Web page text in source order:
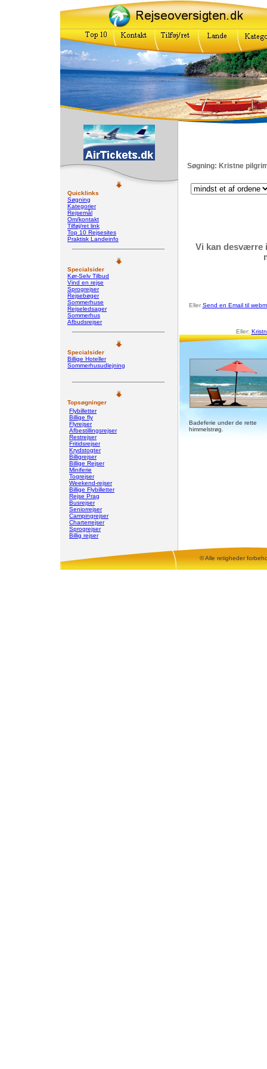
Quicklinks
Søgning
Kategorier
Rejsemål
Om/kontakt
Tilføj/ret link
Top 10 Rejsesites
Praktisk Landeinfo
Specialsider
Kør-Selv Tilbud
Vind en rejse
Sprogrejser
Rejsebøger
Sommerhuse
Rejseledsager
Sommerhus
Afbudsrejser
Specialsider
Billige Hoteller
Sommerhusudlejning
Topsøgninger
Flybilletter
Billige fly
Flyrejser
Afbestillingsrejser
Restrejser
Fritidsrejser
Krydstogter
Billigrejser
Billige Rejser
Miniferie
Togrejser
Weekend-rejser
Billige Flybilletter
Rejse Prag
Busrejser
Seniorrejser
Campingrejser
Charterrejser
Sprogrejser
Billig rejser
Søgning: Kristne
Vi kan desværre
Eller Send en Email til
Eller:
Badeferie under de rette
himmelstrøg.
© Alle retigheder